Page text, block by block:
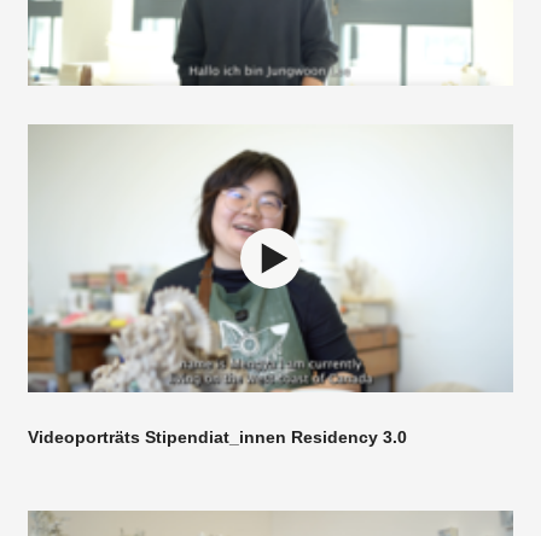
Videoporträts Stipendiat_innen Residency 3.0